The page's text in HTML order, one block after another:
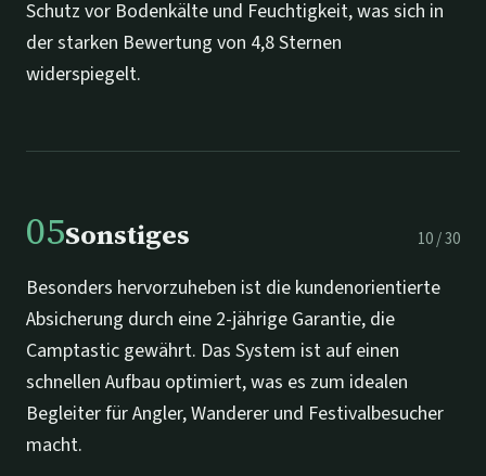
Schutz vor Bodenkälte und Feuchtigkeit, was sich in
der starken Bewertung von 4,8 Sternen
widerspiegelt.
05Sonstiges 10/30
Besonders hervorzuheben ist die kundenorientierte
Absicherung durch eine 2-jährige Garantie, die
Camptastic gewährt. Das System ist auf einen
schnellen Aufbau optimiert, was es zum idealen
Begleiter für Angler, Wanderer und Festivalbesucher
macht.